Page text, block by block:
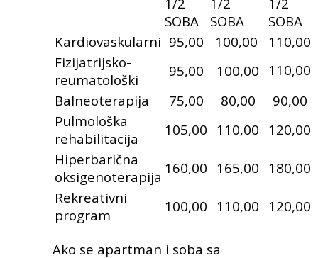
SOBA
SOBA
SOBA
Kardiovaskularni 95,00 100,00
110,00
Fizijatrijsko-
reumatološki
95,00 100,00 110,00
Balneoterapija
75,00 80,00
90,00
Pulmološka
rehabilitacija
105,00 110,00 120,00
Hiperbarična
oksigenoterapija
160,00 165,00 180,00
Rekreativni
program
100,00 110,00 120,00
Ako se apartman i soba sa